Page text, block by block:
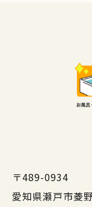
〒489-0934
愛知県瀬戸市菱